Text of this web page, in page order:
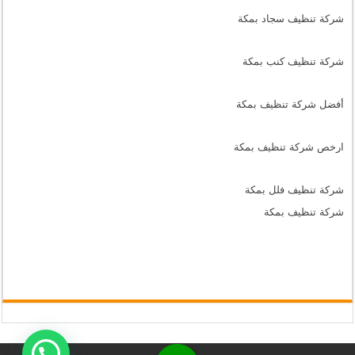
شركة تنظيف سجاد بمكة
شركة تنظيف كنب بمكة
أفضل شركة تنظيف بمكة
ارخص شركة تنظيف بمكة
شركة تنظيف فلل بمكة
شركة تنظيف بمكة